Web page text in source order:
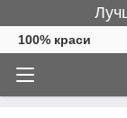
100% краси